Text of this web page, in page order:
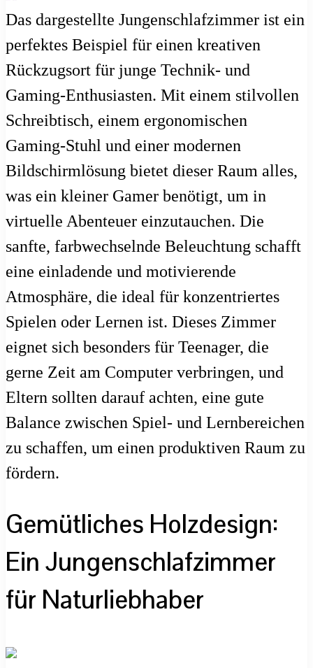
Das dargestellte Jungenschlafzimmer ist ein
perfektes Beispiel für einen kreativen
Rückzugsort für junge Technik- und
Gaming-Enthusiasten. Mit einem stilvollen
Schreibtisch, einem ergonomischen
Gaming-Stuhl und einer modernen
Bildschirmlösung bietet dieser Raum alles,
was ein kleiner Gamer benötigt, um in
virtuelle Abenteuer einzutauchen. Die
sanfte, farbwechselnde Beleuchtung schafft
eine einladende und motivierende
Atmosphäre, die ideal für konzentriertes
Spielen oder Lernen ist. Dieses Zimmer
eignet sich besonders für Teenager, die
gerne Zeit am Computer verbringen, und
Eltern sollten darauf achten, eine gute
Balance zwischen Spiel- und Lernbereichen
zu schaffen, um einen produktiven Raum zu
fördern.
Gemütliches Holzdesign:
Ein Jungenschlafzimmer
für Naturliebhaber